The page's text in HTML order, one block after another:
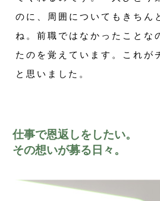
のに、周囲についてもきちん
ね。前職ではなかったことな
たのを覚えています。これが
と思いました。
仕事で恩返しをしたい。
その想いが募る日々。